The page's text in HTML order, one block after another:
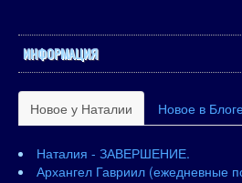
ИНФОРМАЦИЯ
Новое у Наталии Новое в
Наталия - ЗАВЕРШЕНИЕ.
Архангел Гавриил (ежедневные